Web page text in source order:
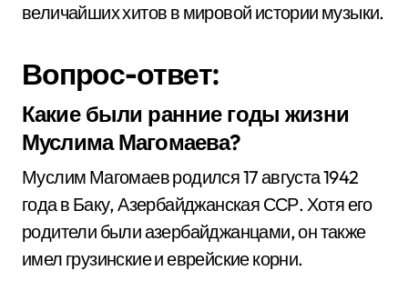
величайших хитов в мировой истории музыки.
Вопрос-ответ:
Какие были ранние годы жизни
Муслима Магомаева?
Муслим Магомаев родился 17 августа 1942
года в Баку, Азербайджанская ССР. Хотя его
родители были азербайджанцами, он также
имел грузинские и еврейские корни.